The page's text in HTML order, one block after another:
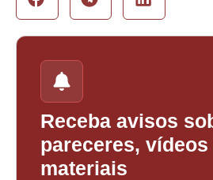
Receba avisos
pareceres, vídeos
materiais